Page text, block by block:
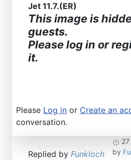
Jet 11.7.(ER)
This image is
guests.
Please log in or
it.
Please Log in or Create an
conversation.
by
Replied by Funkloch